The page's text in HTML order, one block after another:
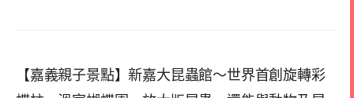
【嘉義親子景點】新嘉大昆蟲館～世界首創旋轉彩